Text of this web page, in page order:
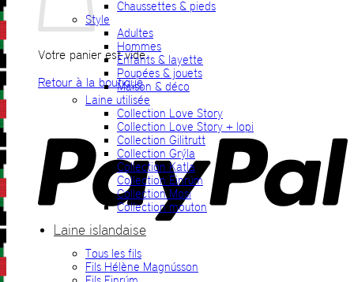
Votre panier est vide.
Retour à la boutique
Chaussettes & pieds
Style
Adultes
Hommes
Enfants & layette
Poupées & jouets
Maison & déco
Laine utilisée
Collection Love Story
Collection Love Story + lopi
Collection Gilitrutt
Collection Grýla
Collection Katla
Collection Einrúm
Collection Mosi
Collection mouton
Laine islandaise
Tous les fils
Fils Hélène Magnússon